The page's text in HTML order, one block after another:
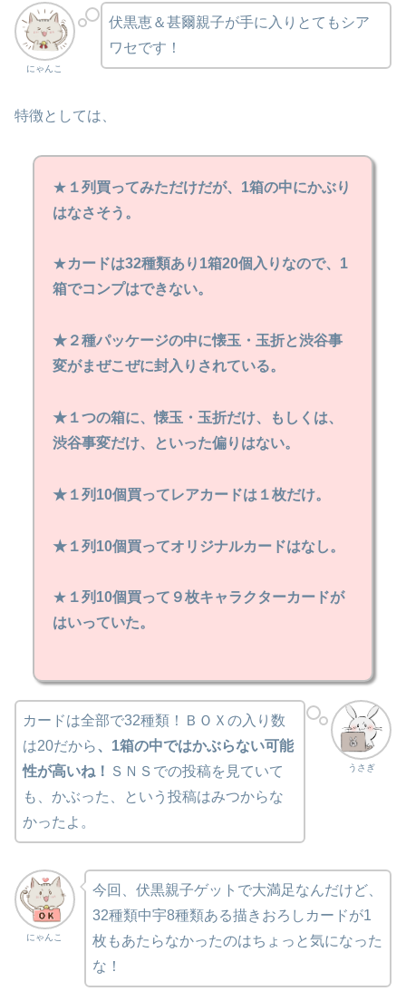
にゃんこ
伏黒恵＆甚爾親子が手に入りとてもシア
ワセです！
特徴としては、
★ １列買ってみただけだが、1箱の中にかぶり
はなさそう。
★カードは32種類あり1箱20個入りなので、1
箱でコンプはできない。
★２種パッケージの中に懐玉・玉折と渋谷事
変がまぜこぜに封入りされている。
★１つの箱に、懐玉・玉折だけ、もしくは、
渋谷事変だけ、といった偏りはない。
★１列10個買ってレアカードは１枚だけ。
★１列10個買ってオリジナルカードはなし。
★ １列10個買って９枚キャラクターカードが
はいっていた。
うさぎ
カードは全部で32種類！ＢＯＸの入り数
は20だから、1箱の中ではかぶらない可能
性が高いね！ ＳＮＳでの投稿を見ていて
も、かぶった、という投稿はみつからな
かったよ。
にゃんこ
今回、伏黒親子ゲットで大満足なんだけど、
32種類中宇8種類ある描きおろしカードが1
枚もあたらなかったのはちょっと気になった
な！